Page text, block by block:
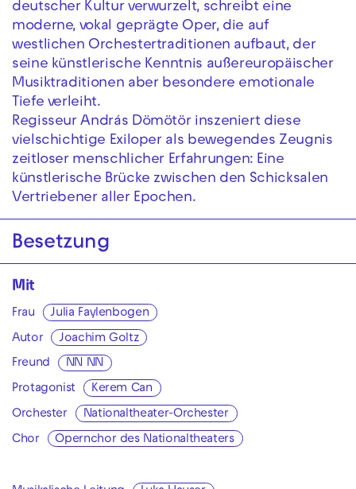
deutscher Kultur verwurzelt, schreibt eine
moderne, vokal geprägte Oper, die auf
westlichen Orchestertraditionen aufbaut, der
seine künstlerische Kenntnis außereuropäischer
Musiktraditionen aber besondere emotionale
Tiefe verleiht.
Regisseur András Dömötör inszeniert diese
vielschichtige Exiloper als bewegendes Zeugnis
zeitloser menschlicher Erfahrungen: Eine
künstlerische Brücke zwischen den Schicksalen
Vertriebener aller Epochen.
Besetzung
Mit
Frau Julia Faylenbogen
Autor Joachim Goltz
Freund NN NN
Protagonist Kerem Can
Orchester Nationaltheater-Orchester
Chor Opernchor des Nationaltheaters